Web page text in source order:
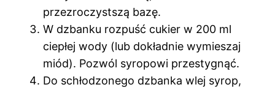
przezroczystszą bazę.
W dzbanku rozpuść cukier w 200 ml
ciepłej wody (lub dokładnie wymieszaj
miód). Pozwól syropowi przestygnąć.
Do schłodzonego dzbanka wlej syrop,